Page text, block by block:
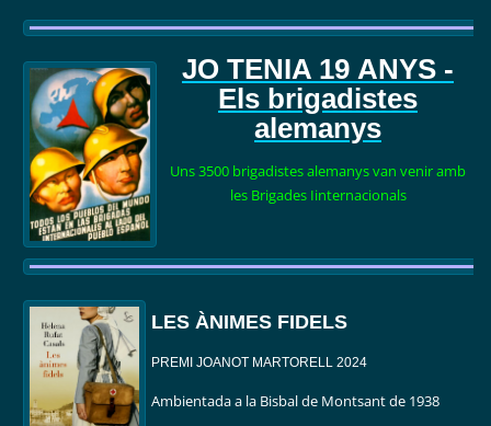
JO TENIA 19 ANYS -
Els brigadistes
alemanys
Uns 3500 brigadistes alemanys van venir amb
les Brigades Iinternacionals
LES ÀNIMES FIDELS
PREMI JOANOT MARTORELL 2024
Ambientada a la Bisbal de Montsant de 1938